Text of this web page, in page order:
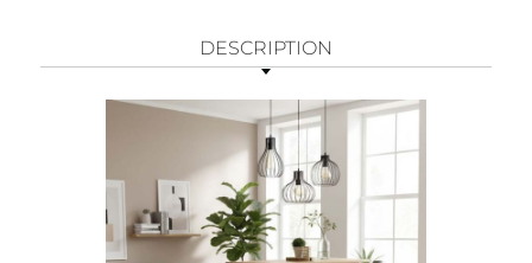
DESCRIPTION